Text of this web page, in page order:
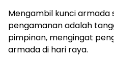
Mengambil kunci armada
pengamanan adalah
pimpinan, mengingat
armada di hari raya.